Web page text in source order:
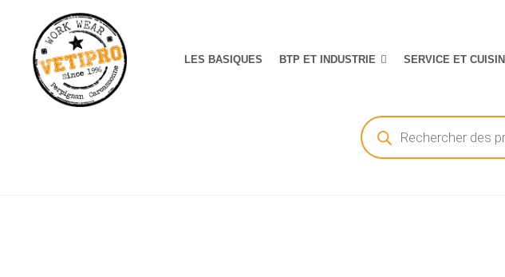
LES BASIQUES BTP ET INDUSTRIE SERVICE ET
Recherche
de
produits